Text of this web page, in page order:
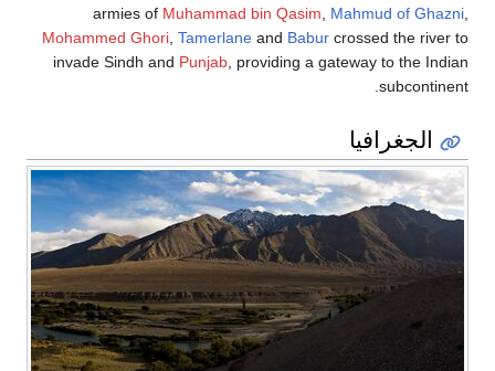
armies of Muhammad bin Qasim, Mahmud of Ghazni,
Mohammed Ghori, Tamerlane and Babur crossed the river to
invade Sindh and Punjab, providing a gateway to the Indian
subcontinent.
الجغرافيا